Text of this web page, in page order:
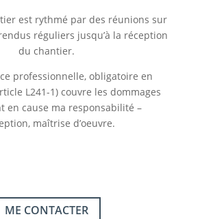
est rythmé par des réunions sur
réguliers jusqu’à la réception
du chantier.
professionnelle, obligatoire en
L241-1) couvre les dommages
en cause ma responsabilité –
maîtrise d’oeuvre.
ME CONTACTER